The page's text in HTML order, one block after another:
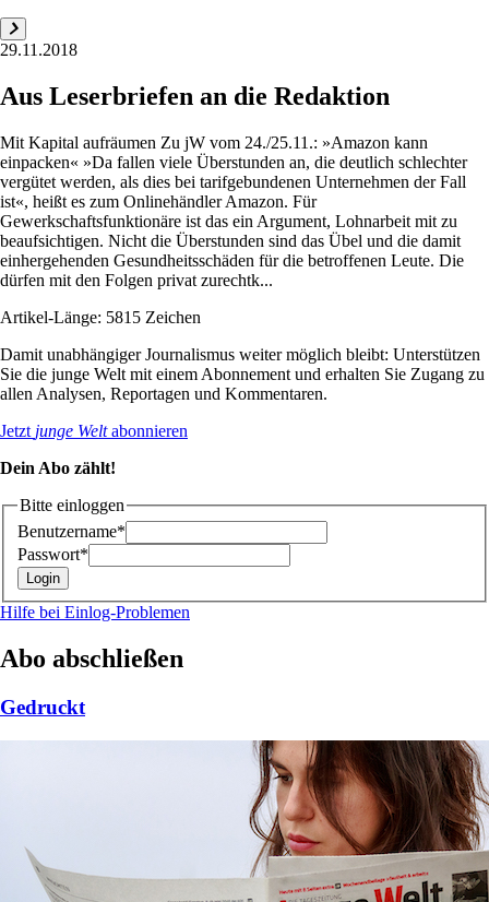
29.11.2018
Aus Leserbriefen an die Redaktion
Mit Kapital aufräumen Zu jW vom 24./25.11.: »Amazon kann
einpacken« »Da fallen viele Überstunden an, die deutlich schlechter
vergütet werden, als dies bei tarifgebundenen Unternehmen der Fall
ist«, heißt es zum Onlinehändler Amazon. Für
Gewerkschaftsfunktionäre ist das ein Argument, Lohnarbeit mit zu
beaufsichtigen. Nicht die Überstunden sind das Übel und die damit
einhergehenden Gesundheitsschäden für die betroffenen Leute. Die
dürfen mit den Folgen privat zurechtk...
Artikel-Länge: 5815 Zeichen
Damit unabhängiger Journalismus weiter möglich bleibt: Unterstützen
Sie die junge Welt mit einem Abonnement und erhalten Sie Zugang zu
allen Analysen, Reportagen und Kommentaren.
Jetzt junge Weltabonnieren
Dein Abo zählt!
Bitte einloggen
Benutzername*
Passwort*
Hilfe bei Einlog-Problemen
Abo abschließen
Gedruckt